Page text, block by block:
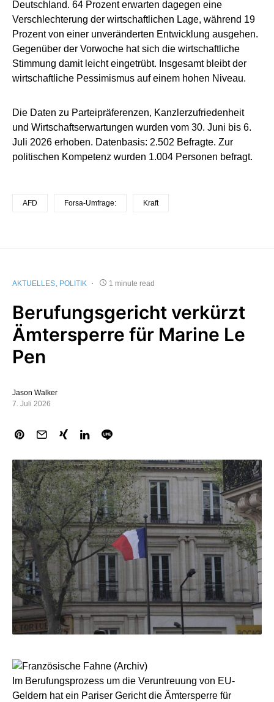
Deutschland. 64 Prozent erwarten dagegen eine
Verschlechterung der wirtschaftlichen Lage, während 19
Prozent von einer unveränderten Entwicklung ausgehen.
Gegenüber der Vorwoche hat sich die wirtschaftliche
Stimmung damit leicht eingetrübt. Insgesamt bleibt der
wirtschaftliche Pessimismus auf einem hohen Niveau.
Die Daten zu Parteipräferenzen, Kanzlerzufriedenheit
und Wirtschaftserwartungen wurden vom 30. Juni bis 6.
Juli 2026 erhoben. Datenbasis: 2.502 Befragte. Zur
politischen Kompetenz wurden 1.004 Personen befragt.
AFD Forsa-Umfrage: Kraft
AKTUELLES POLITIK 1 minute read
Berufungsgericht verkürzt
Ämtersperre für Marine Le
Pen
Jason Walker
7. Juli 2026
Im Berufungsprozess um die Veruntreuung von EU-
Geldern hat ein Pariser Gericht die Ämtersperre für